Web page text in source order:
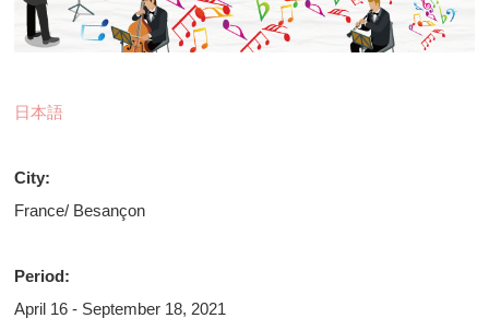
日本語
City:
France/ Besançon
Period:
April 16 - September 18, 2021